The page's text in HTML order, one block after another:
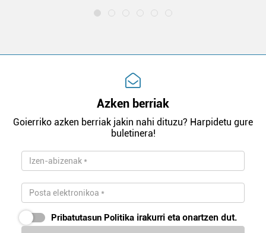
Azken berriak
Goierriko azken berriak jakin nahi dituzu? Harpidetu gure
buletinera!
Pribatutasun Politika irakurri eta onartzen dut.